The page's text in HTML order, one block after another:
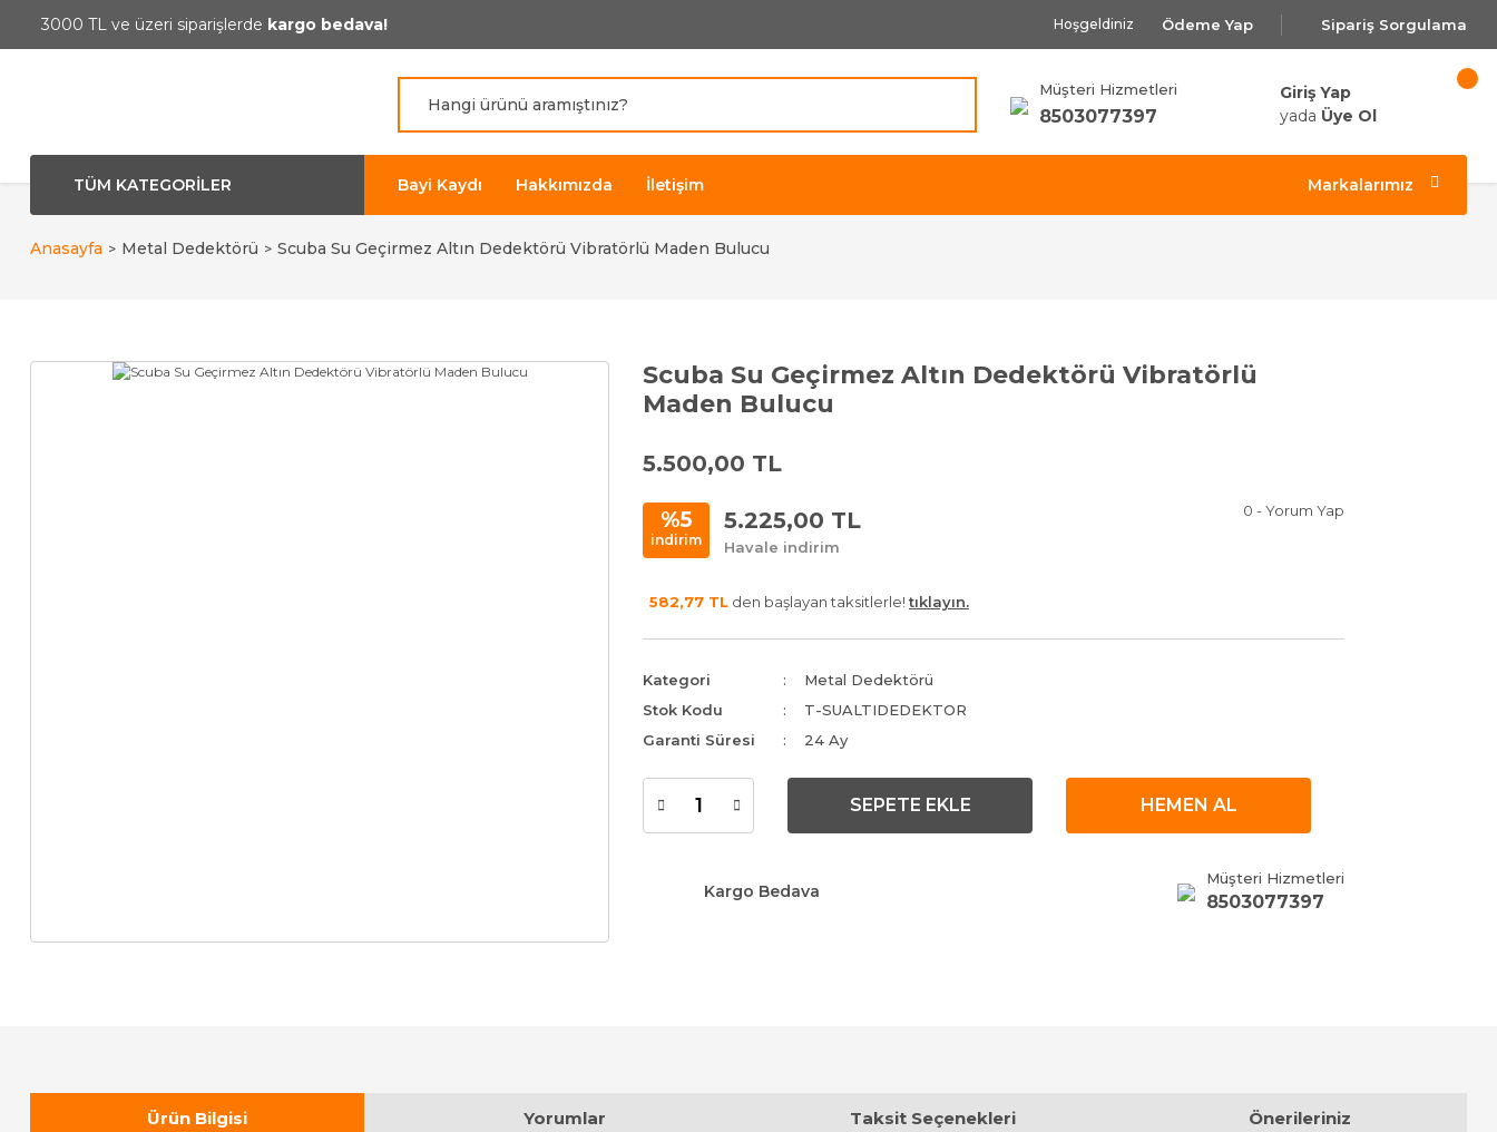
3000 TL ve üzeri siparişlerde kargo bedava! Hoşgeldiniz Ödeme Yap Sipariş Sorgulama
Müşteri Hizmetleri
8503077397
Giriş Yap
yada Üye Ol
TÜM KATEGORİLER Bayi Kaydı Hakkımızda İletişim Markalarımız
Anasayfa Metal Dedektörü Scuba Su Geçirmez Altın Dedektörü Vibratörlü Maden Bulucu
Scuba Su Geçirmez Altın Dedektörü Vibratörlü
Maden Bulucu
5.500,00 TL
%5
indirim
5.225,00 TL
Havale indirim
0 - Yorum Yap
582,77 TL den başlayan taksitlerle! tıklayın.
Kategori
Metal Dedektörü
Stok Kodu
T-SUALTIDEDEKTOR
Garanti Süresi
24 Ay
SEPETE EKLE HEMEN AL
Kargo Bedava
Müşteri Hizmetleri
8503077397
Ürün Bilgisi Yorumlar Taksit Seçenekleri Önerileriniz